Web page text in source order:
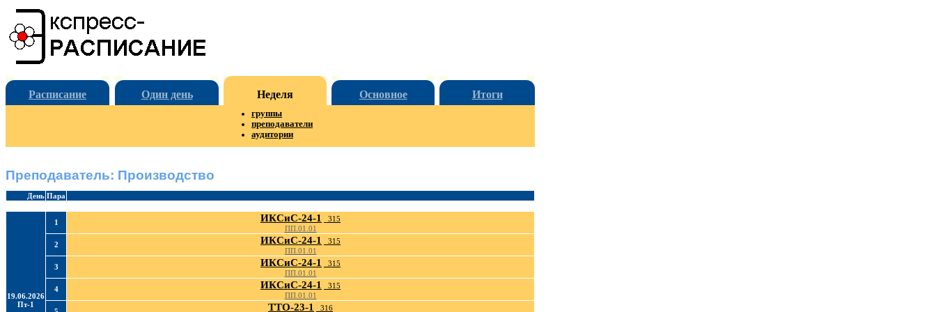
Расписание Один день Неделя Основное Итоги
группы
преподаватели
аудитории
Преподаватель: Производство
День Пара
19.06.2026
Пт-1
1 ИКСиС-24-1
_315
ПП.01.01
2
ИКСиС-24-1
_315
ПП.01.01
3
ИКСиС-24-1
_315
ПП.01.01
4
ИКСиС-24-1
_315
ПП.01.01
ТТО-23-1
_316